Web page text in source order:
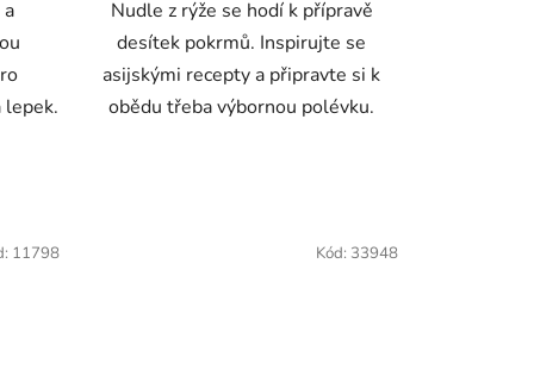
lepek.
Nudle z rýže se hodí k přípravě
desítek pokrmů. Inspirujte se
asijskými recepty a připravte si k
obědu třeba výbornou polévku.
11798 Kód: 33948